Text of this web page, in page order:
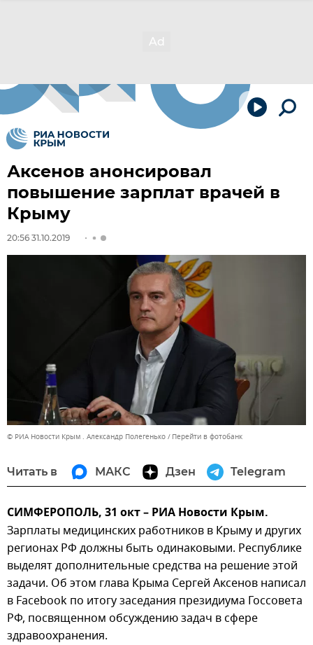
Аксенов анонсировал
повышение зарплат врачей в
Крыму
20:56 31.10.2019
© РИА Новости Крым . Александр Полегенько Перейти в фотобанк
Читать в МАКС Дзен Telegram
СИМФЕРОПОЛЬ, 31 окт – РИА Новости Крым.
Зарплаты медицинских работников в Крыму и других
регионах РФ должны быть одинаковыми. Республике
выделят дополнительные средства на решение этой
задачи. Об этом глава Крыма Сергей Аксенов написал
в Facebook по итогу заседания президиума Госсовета
РФ, посвященном обсуждению задач в сфере
здравоохранения.